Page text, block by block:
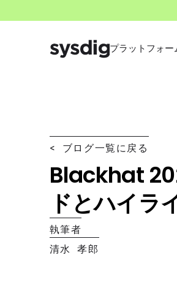
プラットフォー
< ブログ一覧に戻る
Blackhat
ドとハイラ
執筆者
清水 孝郎